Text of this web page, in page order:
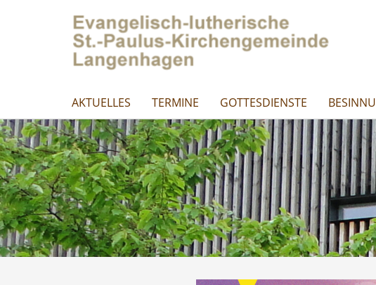
AKTUELLES TERMINE GOTTESDIENSTE